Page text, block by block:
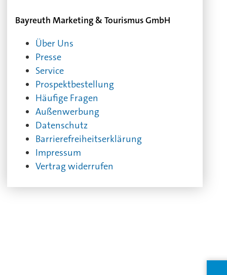
Bayreuth Marketing & Tourismus GmbH
Über Uns
Presse
Service
Prospektbestellung
Häufige Fragen
Außenwerbung
Datenschutz
Barrierefreiheitserklärung
Impressum
Vertrag widerrufen